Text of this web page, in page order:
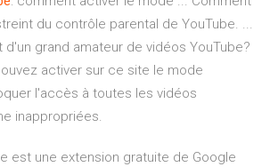
du contrôle parental de YouTube. ...
grand amateur de vidéos YouTube?
activer sur ce site le mode
l'accès à toutes les vidéos
inappropriées.
est une extension gratuite de Google